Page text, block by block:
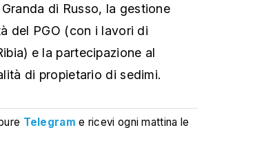
di Russo, la gestione
del PGO (con i lavori di
e la partecipazione al
di propietario di sedimi.
Telegram e ricevi ogni mattina le